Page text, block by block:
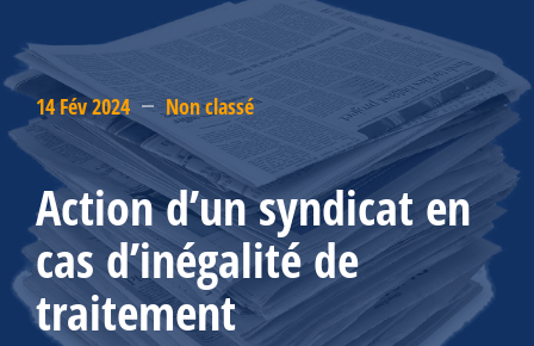
14 Fév 2024 Non classé
Action d’un syndicat en
cas d’inégalité de
traitement